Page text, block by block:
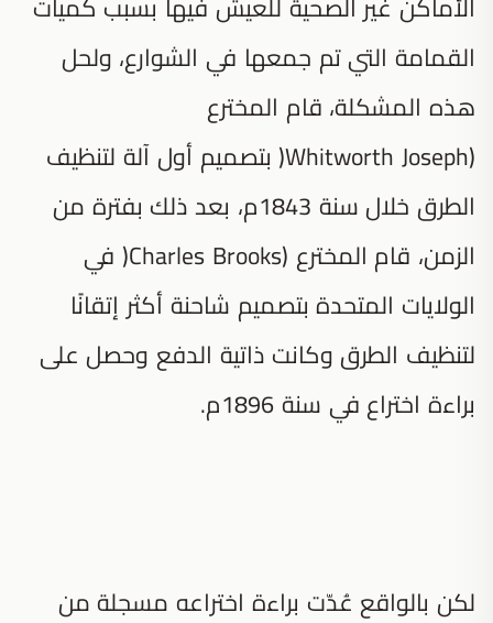
القمامة التي تم جمعها في الشوارع، ولحل
هذه المشكلة، قام المخترع
(Whitworth Joseph( بتصميم أول آلة لتنظيف
الطرق خلال سنة 1843م، بعد ذلك بفترة من
الزمن، قام المخترع (Charles Brooks( في
الولايات المتحدة بتصميم شاحنة أكثر إتقانًا
لتنظيف الطرق وكانت ذاتية الدفع وحصل على
براءة اختراع في سنة 1896م.
لكن بالواقع عُدّت براءة اختراعه مسجلة من